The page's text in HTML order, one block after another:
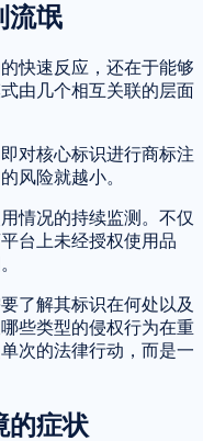
流氓
快速反应，还在于能够
由几个相互关联的层面
对核心标识进行商标注
风险就越小。
情况的持续监测。不仅
台上未经授权使用品
了解其标识在何处以及
些类型的侵权行为在重
次的法律行动，而是一
的症状